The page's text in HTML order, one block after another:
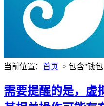
当前位置： 首页 > 包含"钱
需要提醒的是，虚